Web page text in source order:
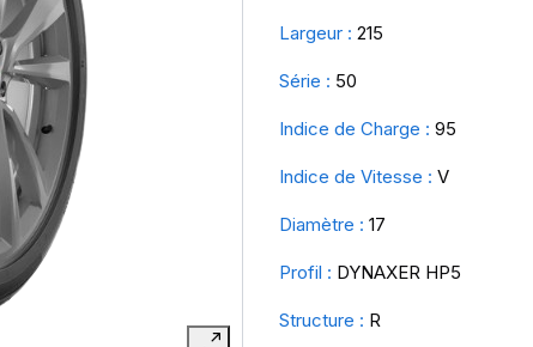
Largeur : 215
Série : 50
Indice de Charge : 95
Indice de Vitesse : V
Diamètre : 17
Profil : DYNAXER HP5
Structure : R